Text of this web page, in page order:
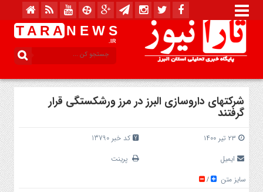
T A R A N E W S
.IR
شرکتهای داروسازی البرز در مرز ورشکستگی قرار
گرفتند
۲۳ تیر ۱۴۰۰
کد خبر 13790
ایمیل
پرینت
سایز متن
/